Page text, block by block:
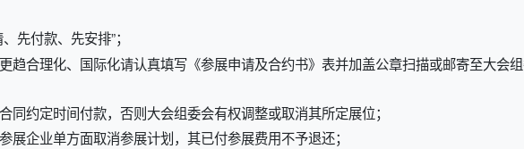
先付款、先安排”；
趋合理化、国际化请认真填写《参展申请及合约书》表并加盖公章扫描或邮寄至大会
同约定时间付款，否则大会组委会有权调整或取消其所定展位；
展企业单方面取消参展计划，其已付参展费用不予退还；